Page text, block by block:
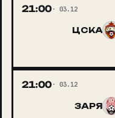
21:00 03.12
ЦСКА
21:00 03.12
ЗАРЯ